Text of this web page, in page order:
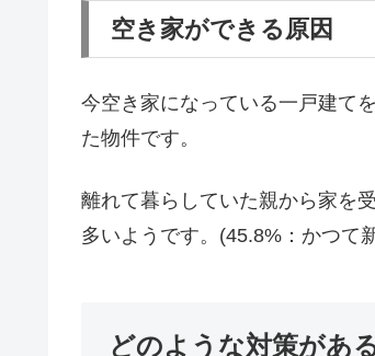
空き家ができる原因
今空き家になっている一戸建て
た物件です。
離れて暮らしていた親から家を
多いようです。(45.8%：かつ
どのような対策があ